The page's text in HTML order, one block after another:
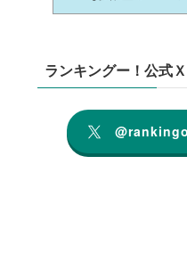
ランキングー！公式